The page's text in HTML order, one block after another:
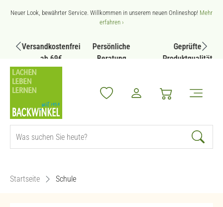
Zum Hauptinhalt springen
Neuer Look, bewährter Service. Willkommen in unserem neuen Onlineshop! Mehr
erfahren ›
Versandkostenfrei
ab 69€
Persönliche
Beratung
Geprüfte
Produktqualität
Startseite Schule